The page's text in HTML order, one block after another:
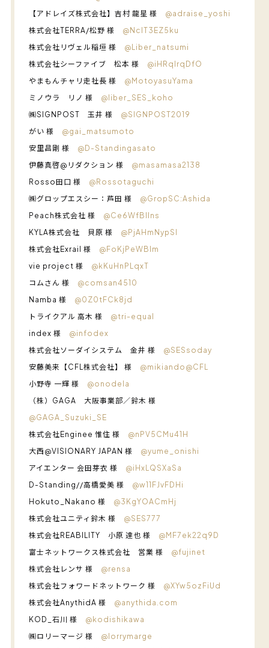
【アドレイズ株式会社】吉村 龍星 様 @adraise_yoshi
株式会社TERRA/松野 様 @NcIT3EZ5ku
株式会社リヴェル稲垣 様 @Liber_natsumi
株式会社シーファイブ 松本 様 @iHRqIrqDfO
やまもんチャリ走社長 様 @MotoyasuYama
ミノウラ リノ 様 @liber_SES_koho
㈱SIGNPOST 玉井 様 @SIGNPOST2019
がい 様 @gai_matsumoto
安里昌剛 様 @D-Standingasato
伊藤真啓@リダクション 様 @masamasa2138
Rosso田口 様 @Rossotaguchi
㈱グロップエスシー：芦田 様 @GropSC:Ashida
Peach株式会社 様 @Ce6WfBllns
KYLA株式会社 貝原 様 @PjAHmNypSI
株式会社Exrail 様 @FoKjPeWBIm
vie project 様 @kKuHnPLqxT
コムさん 様 @comsan4510
Namba 様 @0Z0tFCk8jd
トライクアル 高木 様 @tri-equal
index 様 @infodex
株式会社ソーダイシステム 金井 様 @SESsoday
安藤美来【CFL株式会社】 様 @mikiando@CFL
小野寺 一輝 様 @onodela
（株）GAGA 大阪事業部／鈴木 様
@GAGA_Suzuki_SE
株式会社Enginee 惟住 様 @nPV5CMu41H
大西@VISIONARY JAPAN 様 @yume_onishi
アイエンター 会田芽衣 様 @iHxLQSXaSa
D-Standing//高橋愛美 様 @w11FJvFDHi
Hokuto_Nakano 様 @3KgYOACmHj
株式会社ユニティ鈴木 様 @SES777
株式会社REABILITY 小原 達也 様 @MF7ek22q9D
富士ネットワークス株式会社 営業 様 @fujinet
株式会社レンサ 様 @rensa
株式会社フォワードネットワーク 様 @XYw5ozFiUd
株式会社AnythidA 様 @anythida.com
KOD_石川 様 @kodishikawa
㈱ロリーマージ 様 @lorrymarge